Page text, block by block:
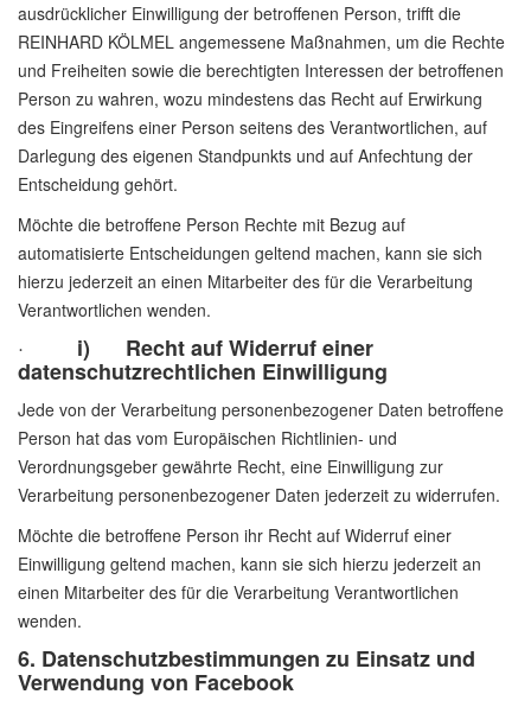
ausdrücklicher Einwilligung der betroffenen Person, trifft die
REINHARD KÖLMEL angemessene Maßnahmen, um die Rechte
und Freiheiten sowie die berechtigten Interessen der betroffenen
Person zu wahren, wozu mindestens das Recht auf Erwirkung
des Eingreifens einer Person seitens des Verantwortlichen, auf
Darlegung des eigenen Standpunkts und auf Anfechtung der
Entscheidung gehört.
Möchte die betroffene Person Rechte mit Bezug auf
automatisierte Entscheidungen geltend machen, kann sie sich
hierzu jederzeit an einen Mitarbeiter des für die Verarbeitung
Verantwortlichen wenden.
· i) Recht auf Widerruf einer
datenschutzrechtlichen Einwilligung
Jede von der Verarbeitung personenbezogener Daten betroffene
Person hat das vom Europäischen Richtlinien- und
Verordnungsgeber gewährte Recht, eine Einwilligung zur
Verarbeitung personenbezogener Daten jederzeit zu widerrufen.
Möchte die betroffene Person ihr Recht auf Widerruf einer
Einwilligung geltend machen, kann sie sich hierzu jederzeit an
einen Mitarbeiter des für die Verarbeitung Verantwortlichen
wenden.
6. Datenschutzbestimmungen zu Einsatz und
Verwendung von Facebook